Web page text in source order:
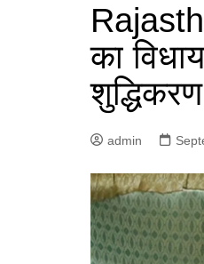
का
शुद्धिकरण
admin